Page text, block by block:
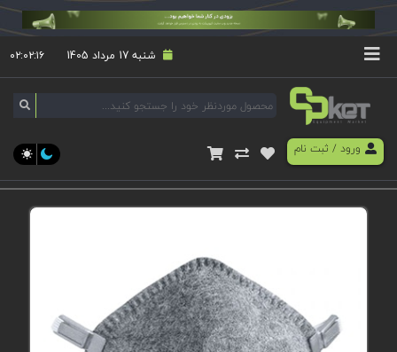
شنبه 17 مرداد 1405 ۰۲:۰۲:۱۶
ورود/ ثبت نام